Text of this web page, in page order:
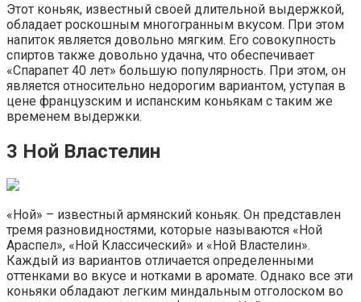
Этот коньяк, известный своей длительной выдержкой,
обладает роскошным многогранным вкусом. При этом
напиток является довольно мягким. Его совокупность
спиртов также довольно удачна, что обеспечивает
«Спарапет 40 лет» большую популярность. При этом, он
является относительно недорогим вариантом, уступая в
цене французским и испанским коньякам с таким же
временем выдержки.
3 Ной Властелин
«Ной» – известный армянский коньяк. Он представлен
тремя разновидностями, которые называются «Ной
Араспел», «Ной Классический» и «Ной Властелин».
Каждый из вариантов отличается определенными
оттенками во вкусе и нотками в аромате. Однако все эти
коньяки обладают легким миндальным отголоском во